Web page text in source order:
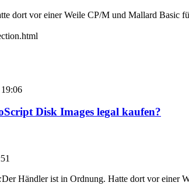
dort vor einer Weile CP/M und Mallard Basic
Disk Images legal kaufen?
Der Händler ist in Ordnung. Hatte dort vor einer